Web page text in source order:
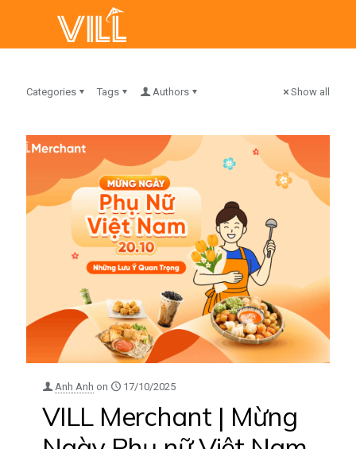
Categories Tags Authors Show all
Anh Anh on 17/10/2025
VILL Merchant | Mừng